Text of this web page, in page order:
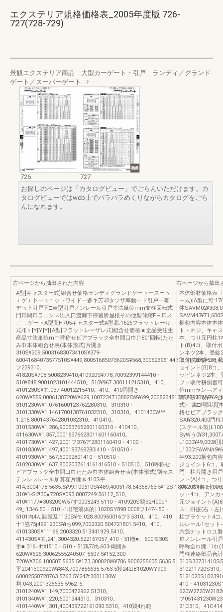
エクステリア規格価格表_2005年度版 726-
727(728-729)
景観エクステリア商品 大型カーゲート・引戸 ランディ／グランド
ゲート／スーパーゲート
726
727
お探しのページは「カタログビュー」でごらんいただけます。カ
タログビューではweb上でパラパラめくりながらカタログをごら
んになれます。
左ページから抽出された内容
A型[キャスター式]組含せ価格ランディグランドゲート一スーヽ
︲ゲ︲卜一ユニットワイド一多キ芳却タソザ率動一ド引戸一蒋
ヂっ卜引戸下□車型引戸ノンレール引戸寸法単位mm支柱回転式
門扉問扉ラェンス出入口渡廊下停留所屋根その他型伸縮Fヨ扉ス
_′ゞ_ゲートA型高H705キャスター式A型高:1625フラットレール
式/‖ト‖Y‖Y‖Y‖‖A型[フラットレーザレ式]組含せ価格★全品受注生
産品寸法単位mm呼称セビアブラック全巾開口巾(180°回転)たた
み巾本体組合せ表(本体形式)片開き
310S¥309,50031683073410S¥379‐
フ239310。
41820S¥708,5008239410,410920S¥778,70092399144410・
510¥848.9001023101444510。510¥967.300111215310。410。
4101230S¥モ.037.40012215410。410。410両開き
3101230W¥1.0761600123762280310。310310・
3101330W¥1.1461700138761032310。310310。4101430W半
1.216.8001437642801032310。410410。
3101530W¥1,286,900537652801160310・410410。
411630W¥1,357,00016376628011601160410。
4101730W¥1,427,2001フ376ア2801160410・4100・
5101830W¥1,497,400183768280i410・510510・
4101930W¥1,567,60092801410・510510・
5102030W¥1.637.8002037614161416510・510510。510呼称セ
ピアブラック全巾開口巾たたみ巾本体組合せ表(本体形式)別売ス
テンレスレール加算額片開き410S平
310¥1‐S2!30●720S¥093,8007249.56112_510。
410¥1177■30320SW57す0008249.5110・410920S鶏32H00q?
49_:1346.50・510￨‐1出宅湧体的￨1020SY898.0008フ1474.50・
5101均4ん勧厳及1130S¥モ.028.800960016フ3.5310。410。410
十1協75j4991230S¥iち099,7002320.504721801.5410。410。
4101330S¥11166,2003320.513441929.5410。
411430S¥モ,241,3004320.52216?057_410・51轍■、600lS30S
単■.316=4tXl510・510・51鶏73ち603‐両開き
620W¥625,30062555240507_5507.5¥152,300‐
720W¥706.180507.5635.5¥173,300820W¥786.9008255635.5635.5
平2041300920W¥843,7007856635.5763.5殺242tB1020WY909‐
60002558728763.5763.5Y247t3001130W
判:043,2001326635.5962_5。
3101240W¥1,149,7000472962.51310。
3101340W¥1,220,6001344310。310310。
4101440W¥1,301,400439722161090.5310。410鶏4れ範
右ページから抽出
本体部材価格表
ー式)]A型に可
体
梱包内容本体本
ト・ネジ、キャ
本、つり元円柱1
ト(B)4コ、取付
ンネツ2本、受錠
取付説研督つり
ョイント(B)8コ
ッビンネジ2本
フト取付耕側書
位mmラン﹁ア
蒋ヂ砂Ｆ引戸一
式〉:寓□珂阻語[
格セビアブラッ
SAl¥320.400門
(ステール製
SyWう
L1000¥49,000町
半93.200梱包内
ジョイント6コ、
門 柱片開き用戸
ント(A)4コ、つ
(右・左)各1七ッ
ット4コ、アン
元ジョイント
ス、掛援(右・左
柱ブラケット4コ
ルレール1セッ
六負ナットロユ
扉ノンレール引
呼称全巾開「l巾
門柱連絡部品合
310211720S310
410・
フ
31C310。